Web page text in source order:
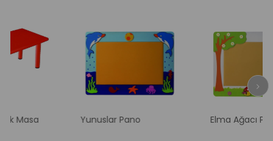
Yunuslar Pano Elma Ağacı Pano